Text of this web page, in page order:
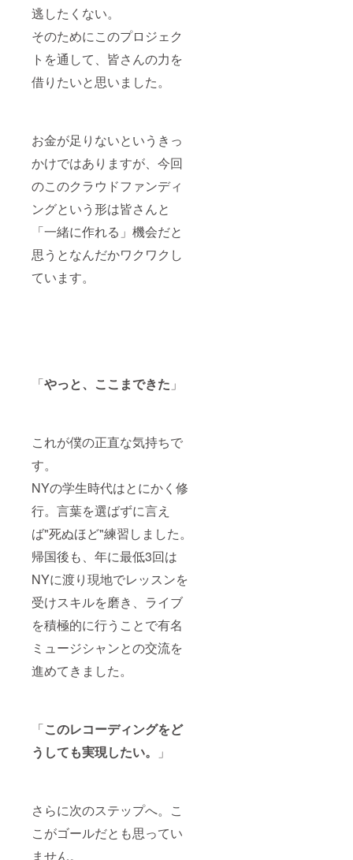
逃したくない。
そのためにこのプロジェク
トを通して、皆さんの力を
借りたいと思いました。
お金が足りないというきっ
かけではありますが、今回
のこのクラウドファンディ
ングという形は皆さんと
「一緒に作れる」機会だと
思うとなんだかワクワクし
ています。
「やっと、ここまできた 」
これが僕の正直な気持ちで
す。
NYの学生時代はとにかく修
行。言葉を選ばずに言え
ば"死ぬほど"練習しました。
帰国後も、年に最低3回は
NYに渡り現地でレッスンを
受けスキルを磨き、ライブ
を積極的に行うことで有名
ミュージシャンとの交流を
進めてきました。
「このレコーディングをど
うしても実現したい。
」
さらに次のステップへ。こ
こがゴールだとも思ってい
ません。